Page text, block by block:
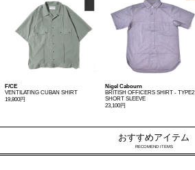
F/CE
VENTILATING CUBAN SHIRT
19,800円
Nigel Cabourn
BRITISH OFFICERS SHIRT - TYPE2
SHORT SLEEVE
23,100円
おすすめアイテム
RECOMEND ITEMS